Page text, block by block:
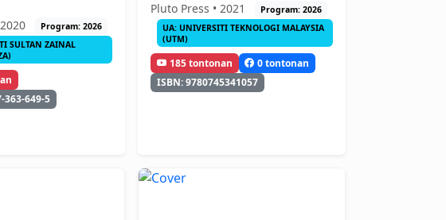
Program: 2026
SULTAN ZAINAL
363-649-5
Pluto Press • 2021
Program: 2026
UA: UNIVERSITI TEKNOLOGI MALAYSIA
(UTM)
185 tontonan
0 tontonan
ISBN: 9780745341057